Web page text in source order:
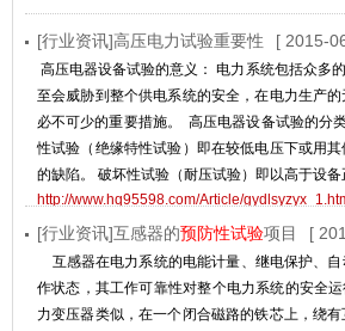
[行业资讯]高压电力试验重要性 [ 2015-
高压电器设备试验的意义： 电力系统包括众多
至会威胁到整个供电系统的安全，在电力生产的
必不可少的重要措施。 高压电器设备试验的分
性试验（绝缘特性试验）即在较低电压下或用
的缺陷。 破坏性试验（耐压试验）即以高于设
http://www.hq95598.com/Article/
[行业资讯]互感器的预防性试验项目 [
互感器在电力系统的电能计量、继电保护、
作状态，其工作可靠性对整个电力系统的安全
力变压器类似，在一个闭合磁路的铁芯上，绕